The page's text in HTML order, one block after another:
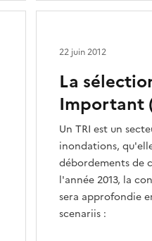
La
Important
Un TRI est un
inondations,
débordements de
l'année 2013, la
sera approfondie
scenariis :
22 juin 2012